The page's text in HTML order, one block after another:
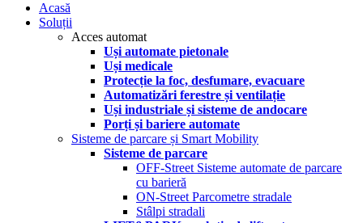
Acasă
Soluții
Acces automat
Uși automate pietonale
Uși medicale
Protecție la foc, desfumare, evacuare
Automatizări ferestre și ventilație
Uși industriale și sisteme de andocare
Porți și bariere automate
Sisteme de parcare și Smart Mobility
Sisteme de parcare
OFF-Street Sisteme automate de parcare
cu barieră
ON-Street Parcometre stradale
Stâlpi stradali